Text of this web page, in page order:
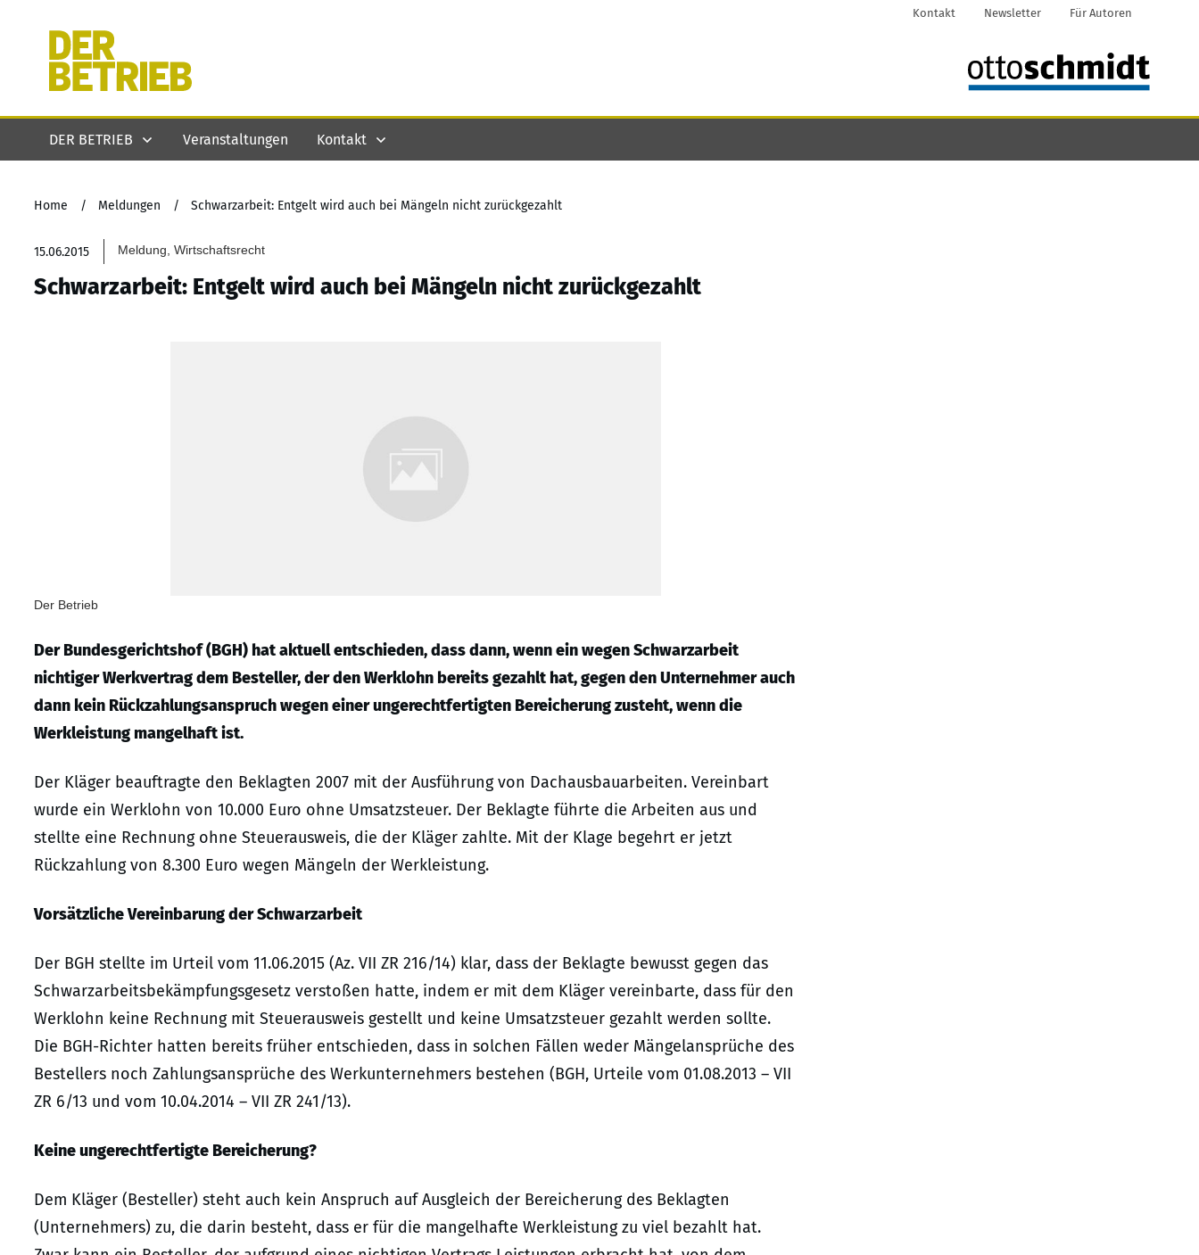
Kontakt Newsletter Für Autoren
DER BETRIEB Veranstaltungen Kontakt
Home / Meldungen / Schwarzarbeit: Entgelt wird auch bei Mängeln nicht zurückgezahlt
15.06.2015 Meldung, Wirtschaftsrecht
Schwarzarbeit: Entgelt wird auch bei Mängeln nicht zurückgezahlt
Der Betrieb
Der Bundesgerichtshof (BGH) hat aktuell entschieden, dass dann, wenn ein wegen Schwarzarbeit
nichtiger Werkvertrag dem Besteller, der den Werklohn bereits gezahlt hat, gegen den Unternehmer auch
dann kein Rückzahlungsanspruch wegen einer ungerechtfertigten Bereicherung zusteht, wenn die
Werkleistung mangelhaft ist.
Der Kläger beauftragte den Beklagten 2007 mit der Ausführung von Dachausbauarbeiten. Vereinbart
wurde ein Werklohn von 10.000 Euro ohne Umsatzsteuer. Der Beklagte führte die Arbeiten aus und
stellte eine Rechnung ohne Steuerausweis, die der Kläger zahlte. Mit der Klage begehrt er jetzt
Rückzahlung von 8.300 Euro wegen Mängeln der Werkleistung.
Vorsätzliche Vereinbarung der Schwarzarbeit
Der BGH stellte im Urteil vom 11.06.2015 (Az. VII ZR 216/14) klar, dass der Beklagte bewusst gegen das
Schwarzarbeitsbekämpfungsgesetz verstoßen hatte, indem er mit dem Kläger vereinbarte, dass für den
Werklohn keine Rechnung mit Steuerausweis gestellt und keine Umsatzsteuer gezahlt werden sollte.
Die BGH-Richter hatten bereits früher entschieden, dass in solchen Fällen weder Mängelansprüche des
Bestellers noch Zahlungsansprüche des Werkunternehmers bestehen (BGH, Urteile vom 01.08.2013 – VII
ZR 6/13 und vom 10.04.2014 – VII ZR 241/13).
Keine ungerechtfertigte Bereicherung?
Dem Kläger (Besteller) steht auch kein Anspruch auf Ausgleich der Bereicherung des Beklagten
(Unternehmers) zu, die darin besteht, dass er für die mangelhafte Werkleistung zu viel bezahlt hat.